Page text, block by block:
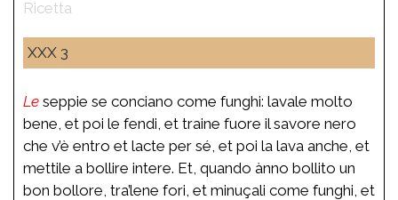
XXX 3
Le seppie se conciano come funghi: lavale molto
bene, et poi le fendi, et traine fuore il savore nero
che v’è entro et lacte per sé, et poi la lava anche, et
mettile a bollire intere. Et, quando ànno bollito un
bon bollore, tra’lene fori, et minuçali come funghi, et